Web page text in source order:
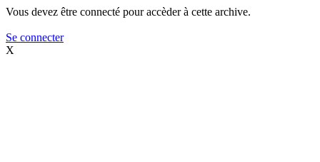
Vous devez être connecté pour accèder à cette archive.
Se connecter
X